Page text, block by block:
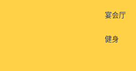
宴会厅
健身